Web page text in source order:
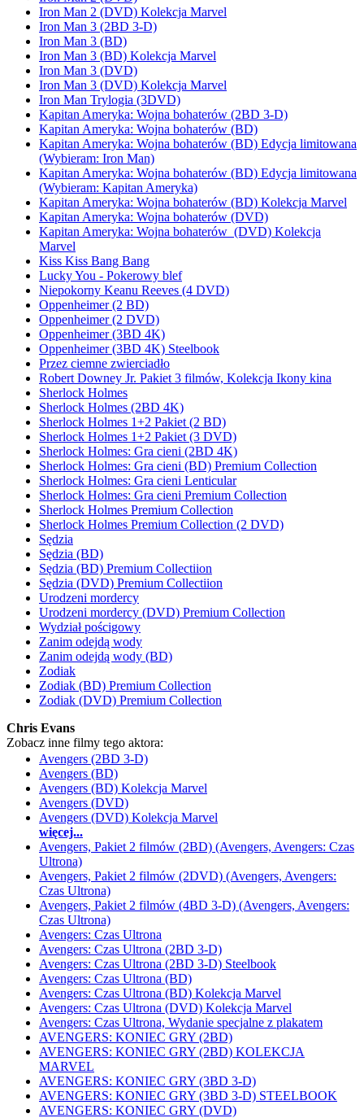
Iron Man 2 (DVD) Kolekcja Marvel
Iron Man 3 (2BD 3-D)
Iron Man 3 (BD)
Iron Man 3 (BD) Kolekcja Marvel
Iron Man 3 (DVD)
Iron Man 3 (DVD) Kolekcja Marvel
Iron Man Trylogia (3DVD)
Kapitan Ameryka: Wojna bohaterów (2BD 3-D)
Kapitan Ameryka: Wojna bohaterów (BD)
Kapitan Ameryka: Wojna bohaterów (BD) Edycja limitowana
(Wybieram: Iron Man)
Kapitan Ameryka: Wojna bohaterów (BD) Edycja limitowana
(Wybieram: Kapitan Ameryka)
Kapitan Ameryka: Wojna bohaterów (BD) Kolekcja Marvel
Kapitan Ameryka: Wojna bohaterów (DVD)
Kapitan Ameryka: Wojna bohaterów (DVD) Kolekcja
Marvel
Kiss Kiss Bang Bang
Lucky You - Pokerowy blef
Niepokorny Keanu Reeves (4 DVD)
Oppenheimer (2 BD)
Oppenheimer (2 DVD)
Oppenheimer (3BD 4K)
Oppenheimer (3BD 4K) Steelbook
Przez ciemne zwierciadło
Robert Downey Jr. Pakiet 3 filmów, Kolekcja Ikony kina
Sherlock Holmes
Sherlock Holmes (2BD 4K)
Sherlock Holmes 1+2 Pakiet (2 BD)
Sherlock Holmes 1+2 Pakiet (3 DVD)
Sherlock Holmes: Gra cieni (2BD 4K)
Sherlock Holmes: Gra cieni (BD) Premium Collection
Sherlock Holmes: Gra cieni Lenticular
Sherlock Holmes: Gra cieni Premium Collection
Sherlock Holmes Premium Collection
Sherlock Holmes Premium Collection (2 DVD)
Sędzia
Sędzia (BD)
Sędzia (BD) Premium Collectiion
Sędzia (DVD) Premium Collectiion
Urodzeni mordercy
Urodzeni mordercy (DVD) Premium Collection
Wydział pościgowy
Zanim odejdą wody
Zanim odejdą wody (BD)
Zodiak
Zodiak (BD) Premium Collection
Zodiak (DVD) Premium Collection
Chris Evans
Zobacz inne filmy tego aktora:
Avengers (2BD 3-D)
Avengers (BD)
Avengers (BD) Kolekcja Marvel
Avengers (DVD)
Avengers (DVD) Kolekcja Marvel
więcej...
Avengers, Pakiet 2 filmów (2BD) (Avengers, Avengers: Czas
Ultrona)
Avengers, Pakiet 2 filmów (2DVD) (Avengers, Avengers:
Czas Ultrona)
Avengers, Pakiet 2 filmów (4BD 3-D) (Avengers, Avengers:
Czas Ultrona)
Avengers: Czas Ultrona
Avengers: Czas Ultrona (2BD 3-D)
Avengers: Czas Ultrona (2BD 3-D) Steelbook
Avengers: Czas Ultrona (BD)
Avengers: Czas Ultrona (BD) Kolekcja Marvel
Avengers: Czas Ultrona (DVD) Kolekcja Marvel
Avengers: Czas Ultrona, Wydanie specjalne z plakatem
AVENGERS: KONIEC GRY (2BD)
AVENGERS: KONIEC GRY (2BD) KOLEKCJA
MARVEL
AVENGERS: KONIEC GRY (3BD 3-D)
AVENGERS: KONIEC GRY (3BD 3-D) STEELBOOK
AVENGERS: KONIEC GRY (DVD)